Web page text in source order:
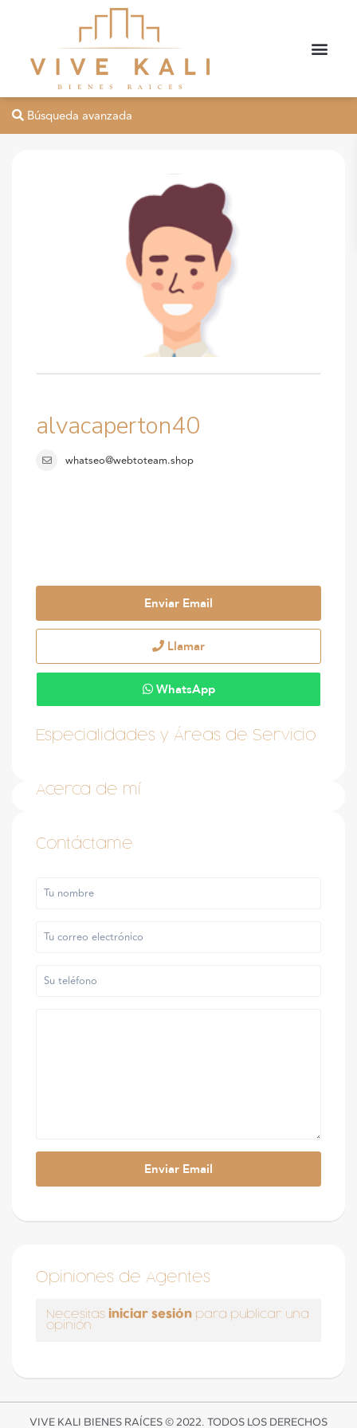
Búsqueda avanzada
alvacaperton40
whatseo@webtoteam.shop
Enviar Email
Llamar
WhatsApp
Especialidades y Áreas de Servicio
Acerca de mí
Contáctame
Opiniones de Agentes
Necesitas iniciar sesión para publicar una
opinión
VIVE KALI BIENES RAÍCES © 2022. TODOS LOS DERECHOS